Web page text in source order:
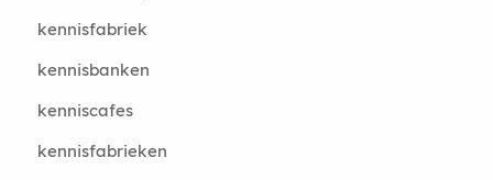
kennisfabriek
kennisbanken
kenniscafes
kennisfabrieken